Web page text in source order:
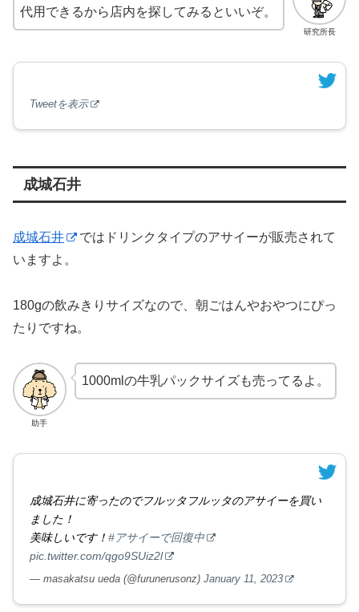
研究所長
代用できるから店内を探してみるといいぞ。
Tweetを表示
成城石井
成城石井
ではドリンクタイプのアサイーが販売されて
いますよ。
180gの飲みきりサイズなので、朝ごはんやおやつにぴっ
たりですね。
助手
1000mlの牛乳パックサイズも売ってるよ。
成城石井に寄ったのでフルッタフルッタのアサイーを買い
ました！
美味しいです！ #アサイーで回復中
pic.twitter.com/qgo9SUiz2l
— masakatsu ueda (@furunerusonz) January 11, 2023